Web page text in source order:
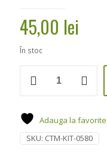
45,00 lei
În stoc
(Easy-
pull)
pentru
Adauga la favorite
SKU: CTM-KIT-0580